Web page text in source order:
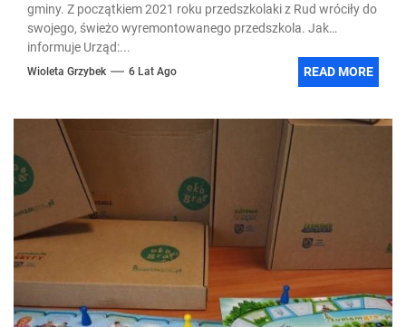
gminy. Z początkiem 2021 roku przedszkolaki z Rud wróciły do
swojego, świeżo wyremontowanego przedszkola. Jak
informuje Urząd:...
Wioleta Grzybek 6 Lat Ago READ MORE